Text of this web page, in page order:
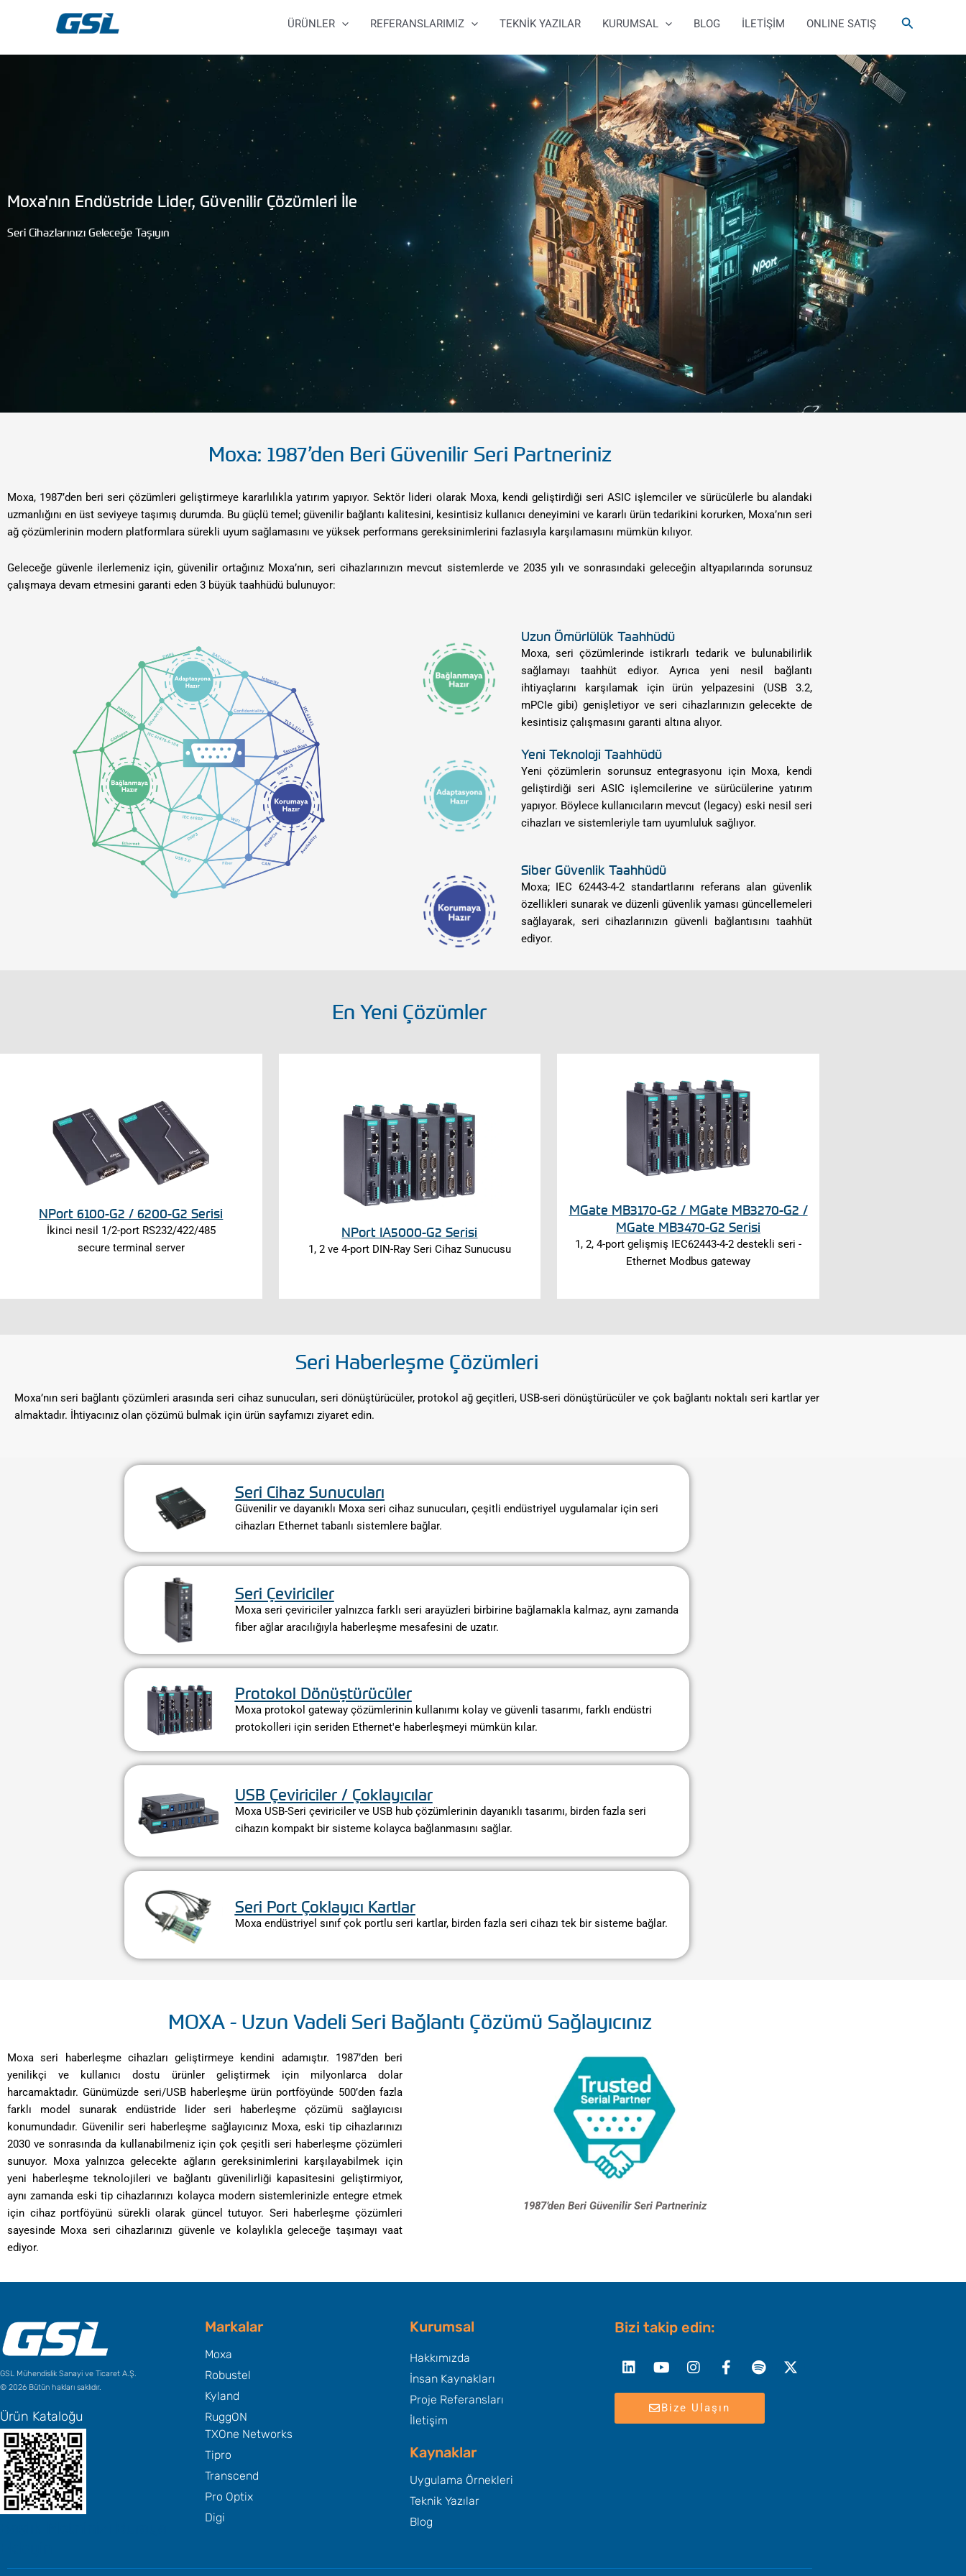
ÜRÜNLER REFERANSLARIMIZ TEKNİK YAZILAR KURUMSAL BLOG İLETİŞİM ONLINE SATIŞ Arama
Moxa'nın Endüstride Lider, Güvenilir Çözümleri İle
Seri Cihazlarınızı Geleceğe Taşıyın
Moxa: 1987’den Beri Güvenilir Seri Partneriniz
Moxa, 1987’den beri seri çözümleri geliştirmeye kararlılıkla yatırım yapıyor. Sektör lideri olarak Moxa, kendi geliştirdiği seri ASIC işlemciler ve sürücülerle bu alandaki
uzmanlığını en üst seviyeye taşımış durumda. Bu güçlü temel; güvenilir bağlantı kalitesini, kesintisiz kullanıcı deneyimini ve kararlı ürün tedarikini korurken, Moxa’nın seri
ağ çözümlerinin modern platformlara sürekli uyum sağlamasını ve yüksek performans gereksinimlerini fazlasıyla karşılamasını mümkün kılıyor.
Geleceğe güvenle ilerlemeniz için, güvenilir ortağınız Moxa’nın, seri cihazlarınızın mevcut sistemlerde ve 2035 yılı ve sonrasındaki geleceğin altyapılarında sorunsuz
çalışmaya devam etmesini garanti eden 3 büyük taahhüdü bulunuyor:
Uzun Ömürlülük Taahhüdü
Moxa, seri çözümlerinde istikrarlı tedarik ve bulunabilirlik
sağlamayı taahhüt ediyor. Ayrıca yeni nesil bağlantı
ihtiyaçlarını karşılamak için ürün yelpazesini (USB 3.2,
mPCIe gibi) genişletiyor ve seri cihazlarınızın gelecekte de
kesintisiz çalışmasını garanti altına alıyor.
Yeni Teknoloji Taahhüdü
Yeni çözümlerin sorunsuz entegrasyonu için Moxa, kendi
geliştirdiği seri ASIC işlemcilerine ve sürücülerine yatırım
yapıyor. Böylece kullanıcıların mevcut (legacy) eski nesil seri
cihazları ve sistemleriyle tam uyumluluk sağlıyor.
Siber Güvenlik Taahhüdü
Moxa; IEC 62443-4-2 standartlarını referans alan güvenlik
özellikleri sunarak ve düzenli güvenlik yaması güncellemeleri
sağlayarak, seri cihazlarınızın güvenli bağlantısını taahhüt
ediyor.
En Yeni Çözümler
NPort 6100-G2 / 6200-G2 Serisi
İkinci nesil 1/2-port RS232/422/485
secure terminal server
NPort IA5000-G2 Serisi
1, 2 ve 4-port DIN-Ray Seri Cihaz Sunucusu
MGate MB3170-G2 / MGate MB3270-G2 /
MGate MB3470-G2 Serisi
1, 2, 4-port gelişmiş IEC62443-4-2 destekli seri -
Ethernet Modbus gateway
Seri Haberleşme Çözümleri
Moxa’nın seri bağlantı çözümleri arasında seri cihaz sunucuları, seri dönüştürücüler, protokol ağ geçitleri, USB-seri dönüştürücüler ve çok bağlantı noktalı seri kartlar yer
almaktadır. İhtiyacınız olan çözümü bulmak için ürün sayfamızı ziyaret edin.
Seri Cihaz Sunucuları
Güvenilir ve dayanıklı Moxa seri cihaz sunucuları, çeşitli endüstriyel uygulamalar için seri
cihazları Ethernet tabanlı sistemlere bağlar.
Seri Çeviriciler
Moxa seri çeviriciler yalnızca farklı seri arayüzleri birbirine bağlamakla kalmaz, aynı zamanda
fiber ağlar aracılığıyla haberleşme mesafesini de uzatır.
Protokol Dönüştürücüler
Moxa protokol gateway çözümlerinin kullanımı kolay ve güvenli tasarımı, farklı endüstri
protokolleri için seriden Ethernet'e haberleşmeyi mümkün kılar.
USB Çeviriciler / Çoklayıcılar
Moxa USB-Seri çeviriciler ve USB hub çözümlerinin dayanıklı tasarımı, birden fazla seri
cihazın kompakt bir sisteme kolayca bağlanmasını sağlar.
Seri Port Çoklayıcı Kartlar
Moxa endüstriyel sınıf çok portlu seri kartlar, birden fazla seri cihazı tek bir sisteme bağlar.
MOXA - Uzun Vadeli Seri Bağlantı Çözümü Sağlayıcınız
Moxa seri haberleşme cihazları geliştirmeye kendini adamıştır. 1987’den beri
yenilikçi ve kullanıcı dostu ürünler geliştirmek için milyonlarca dolar
harcamaktadır. Günümüzde seri/USB haberleşme ürün portföyünde 500’den fazla
farklı model sunarak endüstride lider seri haberleşme çözümü sağlayıcısı
konumundadır. Güvenilir seri haberleşme sağlayıcınız Moxa, eski tip cihazlarınızı
2030 ve sonrasında da kullanabilmeniz için çok çeşitli seri haberleşme çözümleri
sunuyor. Moxa yalnızca gelecekte ağların gereksinimlerini karşılayabilmek için
yeni haberleşme teknolojileri ve bağlantı güvenilirliği kapasitesini geliştirmiyor,
aynı zamandaeski tip cihazlarınızı kolayca modern sistemlerinizle entegre etmek
için cihaz portföyünü sürekli olarak güncel tutuyor. Seri haberleşme çözümleri
sayesinde Moxa seri cihazlarınızı güvenle ve kolaylıkla geleceğe taşımayı vaat
ediyor.
1987’den Beri Güvenilir Seri Partneriniz
GSL Mühendislik Sanayi ve Ticaret A.Ş.
© 2026 Bütün hakları saklıdır.
Ürün Kataloğu
Markalar
Moxa
Robustel
Kyland
RuggON
TXOne Networks
Tipro
Transcend
Pro Optix
Digi
Kurumsal
Hakkımızda
İnsan Kaynakları
Proje Referansları
İletişim
Kaynaklar
Uygulama Örnekleri
Teknik Yazılar
Blog
Bizi takip edin:
f
twitter
Bize Ulaşın